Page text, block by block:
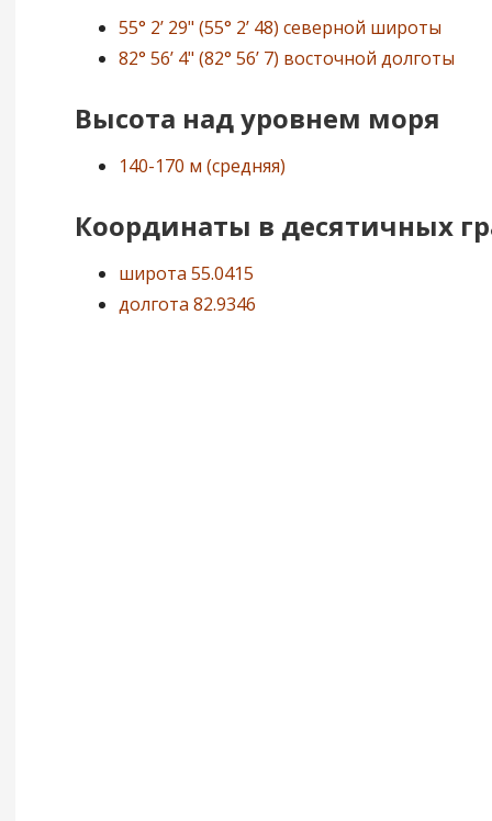
55° 2’ 29" (55° 2’ 48) северной широты
82° 56’ 4" (82° 56’ 7) восточной долготы
Высота над уровнем моря
140-170 м (средняя)
Координаты в десятичных
широта 55.0415
долгота 82.9346